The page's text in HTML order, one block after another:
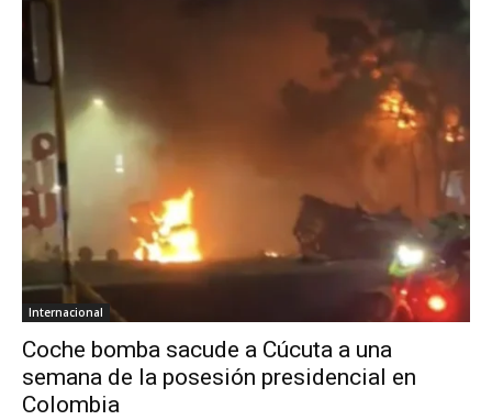
Internacional
Coche bomba sacude a Cúcuta a una
semana de la posesión presidencial en
Colombia